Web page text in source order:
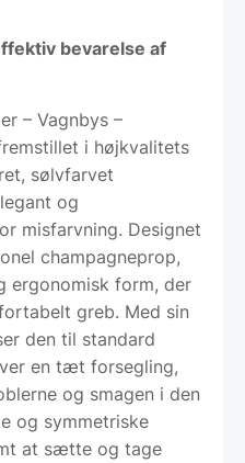
bevarelse af
– Vagnbys –
i højkvalitets
sølvfarvet
og
misfarvning. Designet
champagneprop,
ergonomisk form, der
greb. Med sin
den til standard
en tæt forsegling,
og smagen i den
og symmetriske
at sætte og tage